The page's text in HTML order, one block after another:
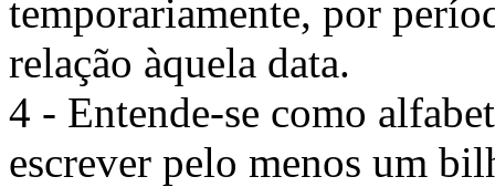
temporariamente, por
relação àquela data.
4 - Entende-se como
escrever pelo menos um